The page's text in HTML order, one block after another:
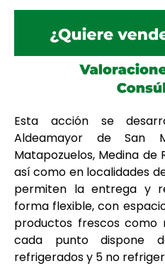
Esta acción se
Aldeamayor de San
Matapozuelos, Medina de
así como en localidades
permiten la entrega y
forma flexible, con
productos frescos como
cada punto dispone
refrigerados y 5 no